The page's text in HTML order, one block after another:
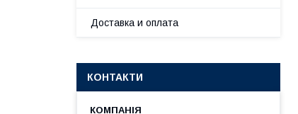
Доставка и оплата
КОНТАКТИ